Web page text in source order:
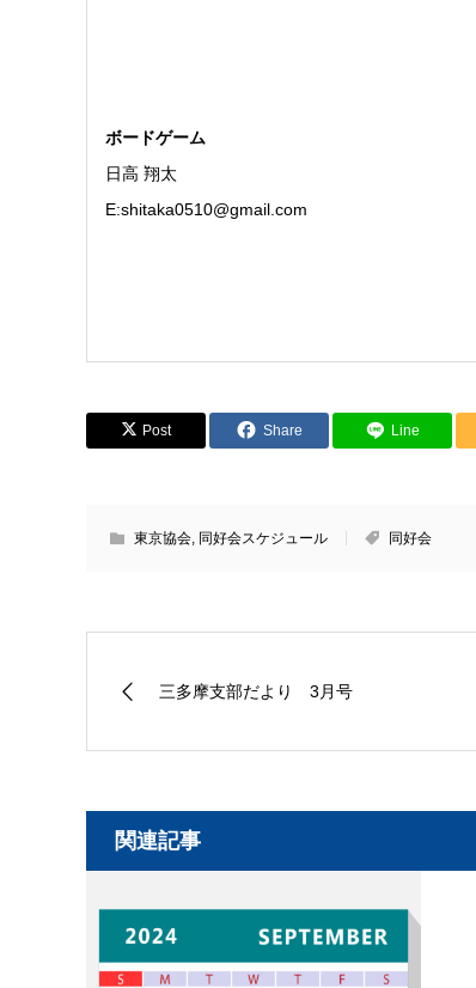
ボードゲーム
日高 翔太
E:shitaka0510@gmail.com
Post Share Line
東京協会, 同好会スケジュール 同好会
三多摩支部だより 3月号
関連記事